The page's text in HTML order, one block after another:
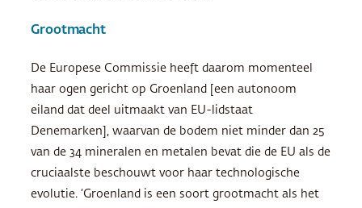
Grootmacht
De Europese Commissie heeft daarom momenteel
haar ogen gericht op Groenland [een autonoom
eiland dat deel uitmaakt van EU-lidstaat
Denemarken], waarvan de bodem niet minder dan 25
van de 34 mineralen en metalen bevat die de EU als de
cruciaalste beschouwt voor haar technologische
evolutie. ‘Groenland is een soort grootmacht als het